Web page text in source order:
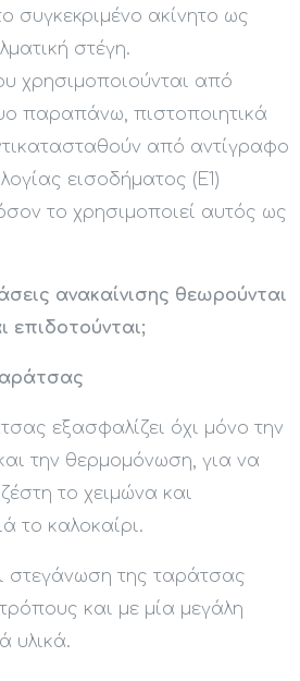
συγκεκριμένο ακίνητο ως
στέγη.
χρησιμοποιούνται από
παραπάνω, πιστοποιητικά
από αντίγραφο
εισοδήματος (Ε1)
το χρησιμοποιεί αυτός ως
ανακαίνισης θεωρούνται
επιδοτούνται;
εξασφαλίζει όχι μόνο την
την θερμομόνωση, για να
το χειμώνα και
το καλοκαίρι.
στεγάνωση της ταράτσας
και με μία μεγάλη
υλικά.